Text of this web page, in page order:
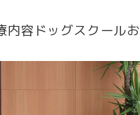
内容 ドッグスクール